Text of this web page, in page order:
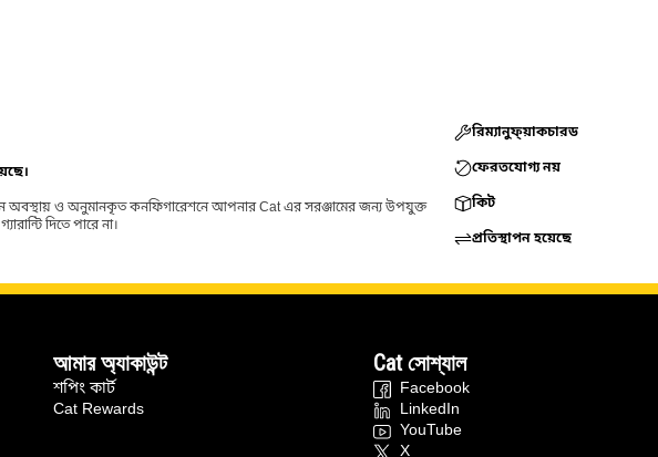
অবস্থায় ও অনুমানকৃত কনফিগারেশনে আপনার Cat এর সরঞ্জামের জন্য উপযুক্ত
দিতে পারে না।
রিম্যানুফ্য়াকচারড
ফেরতযোগ্য নয়
কিট
প্রতিস্থাপন হয়েছে
আমার অ্যাকাউন্ট
শপিং কার্ট
Cat Rewards
Cat সোশ্যাল
Facebook
LinkedIn
YouTube
X